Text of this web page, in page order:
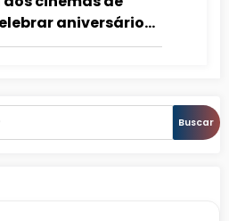
aniversário
Buscar